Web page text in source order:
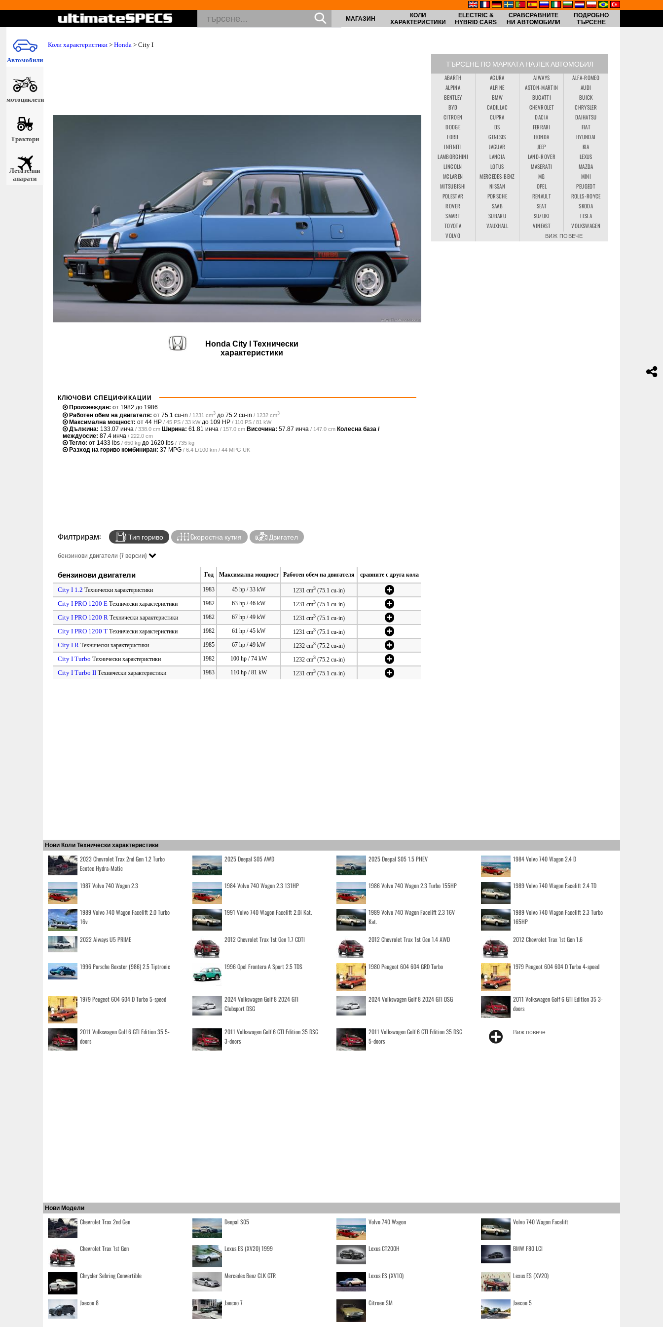
Автомобили
мотоциклети
Трактори
Летателни
апарати
МАГАЗИН
КОЛИ
ХАРАКТЕРИСТИКИ
ELECTRIC &
HYBRID CARS
СРАВСРАВНИТЕ
НИ АВТОМОБИЛИ
ПОДРОБНО
ТЪРСЕНЕ
Коли характеристики > Honda > City I
Honda City I Технически
характеристики
КЛЮЧОВИ СПЕЦИФИКАЦИИ
Произвеждан: от 1982 до 1986
Работен обем на двигателя: от 75.1 cu-in / 1231 cm3 до 75.2 cu-in / 1232 cm3
Максимална мощност: от 44 HP / 45 PS / 33 kWдо 109 HP / 110 PS / 81 kW
Дължина: 133.07 инча / 338.0 cm Ширина: 61.81 инча / 157.0 cm Височина: 57.87 инча / 147.0 cm Колесна база /
междуосие: 87.4 инча / 222.0 cm
Тегло: от 1433 lbs / 650 kg до 1620 lbs / 735 kg
Разход на гориво комбиниран: 37 MPG / 6.4 L/100 km / 44 MPG UK
Филтрирам: Тип гориво Cкоростна кутия Двигател
бензинови двигатели (7 версии)
бензинови двигатели Год Максимална мощност Работен обем на двигателя сравните с друга кола
City I 1.2 Технически характеристики 1983 45 hp / 33 kW 1231 cm3 (75.1 cu-in)
City I PRO 1200 E Технически характеристики 1982 63 hp / 46 kW 1231 cm3 (75.1 cu-in)
City I PRO 1200 R Технически характеристики 1982 67 hp / 49 kW 1231 cm3 (75.1 cu-in)
City I PRO 1200 T Технически характеристики 1982 61 hp / 45 kW 1231 cm3 (75.1 cu-in)
City I R Технически характеристики 1985 67 hp / 49 kW 1232 cm3 (75.2 cu-in)
City I Turbo Технически характеристики 1982 100 hp / 74 kW 1232 cm3 (75.2 cu-in)
City I Turbo II Технически характеристики 1983 110 hp / 81 kW 1231 cm3 (75.1 cu-in)
ТЪРСЕНЕ ПО МАРКАТА НА ЛЕК АВТОМОБИЛ
ABARTH ACURA AIWAYS
ALFA-ROMEO
ALPINA
ALPINE ASTON-MARTIN
AUDI
BENTLEY
BMW BUGATTI
BUICK
BYD
CADILLAC CHEVROLET
CHRYSLER
CITROEN
CUPRA DACIA
DAIHATSU
DODGE
DS FERRARI
FIAT
FORD
GENESIS HONDA
HYUNDAI
INFINITI
JAGUAR JEEP
KIA
LAMBORGHINI
LANCIA LAND-ROVER
LEXUS
LINCOLN
LOTUS MASERATI
MAZDA
MCLAREN
MERCEDES-BENZ MG
MINI
MITSUBISHI
NISSAN OPEL
PEUGEOT
POLESTAR
PORSCHE RENAULT
ROLLS-ROYCE
ROVER
SAAB SEAT
SKODA
SMART
SUBARU SUZUKI
TESLA
TOYOTA
VAUXHALL VINFAST
VOLKSWAGEN
VOLVO
ВИЖ ПОВЕЧЕ
Нови Коли Технически характеристики
2023 Chevrolet Trax 2nd Gen 1.2 Turbo
Ecotec Hydra-Matic
2025 Deepal S05 AWD 2025 Deepal S05 1.5 PHEV 1984 Volvo 740 Wagon 2.4 D
1987 Volvo 740 Wagon 2.3 1984 Volvo 740 Wagon 2.3 131HP 1986 Volvo 740 Wagon 2.3 Turbo 155HP 1989 Volvo 740 Wagon Facelift 2.4 TD
1989 Volvo 740 Wagon Facelift 2.0 Turbo
16v
1991 Volvo 740 Wagon Facelift 2.0i Kat.
1989 Volvo 740 Wagon Facelift 2.3 16V
Kat.
1989 Volvo 740 Wagon Facelift 2.3 Turbo
165HP
2022 Aiways U5 PRIME 2012 Chevrolet Trax 1st Gen 1.7 CDTI 2012 Chevrolet Trax 1st Gen 1.4 AWD 2012 Chevrolet Trax 1st Gen 1.6
1996 Porsche Boxster (986) 2.5 Tiptronic 1996 Opel Frontera A Sport 2.5 TDS 1980 Peugeot 604 604 GRD Turbo 1979 Peugeot 604 604 D Turbo 4-speed
1979 Peugeot 604 604 D Turbo 5-speed
2024 Volkswagen Golf 8 2024 GTI
Clubsport DSG
2024 Volkswagen Golf 8 2024 GTI DSG
2011 Volkswagen Golf 6 GTI Edition 35 3-
doors
2011 Volkswagen Golf 6 GTI Edition 35 5-
doors
2011 Volkswagen Golf 6 GTI Edition 35 DSG
3-doors
2011 Volkswagen Golf 6 GTI Edition 35 DSG
5-doors
Виж повече
Нови Модели
Chevrolet Trax 2nd Gen Deepal S05 Volvo 740 Wagon Volvo 740 Wagon Facelift
Chevrolet Trax 1st Gen Lexus ES (XV20) 1999 Lexus CT200H BMW F80 LCI
Chrysler Sebring Convertible Mercedes Benz CLK GTR Lexus ES (XV10) Lexus ES (XV20)
Jaecoo 8 Jaecoo 7 Citroen SM Jaecoo 5